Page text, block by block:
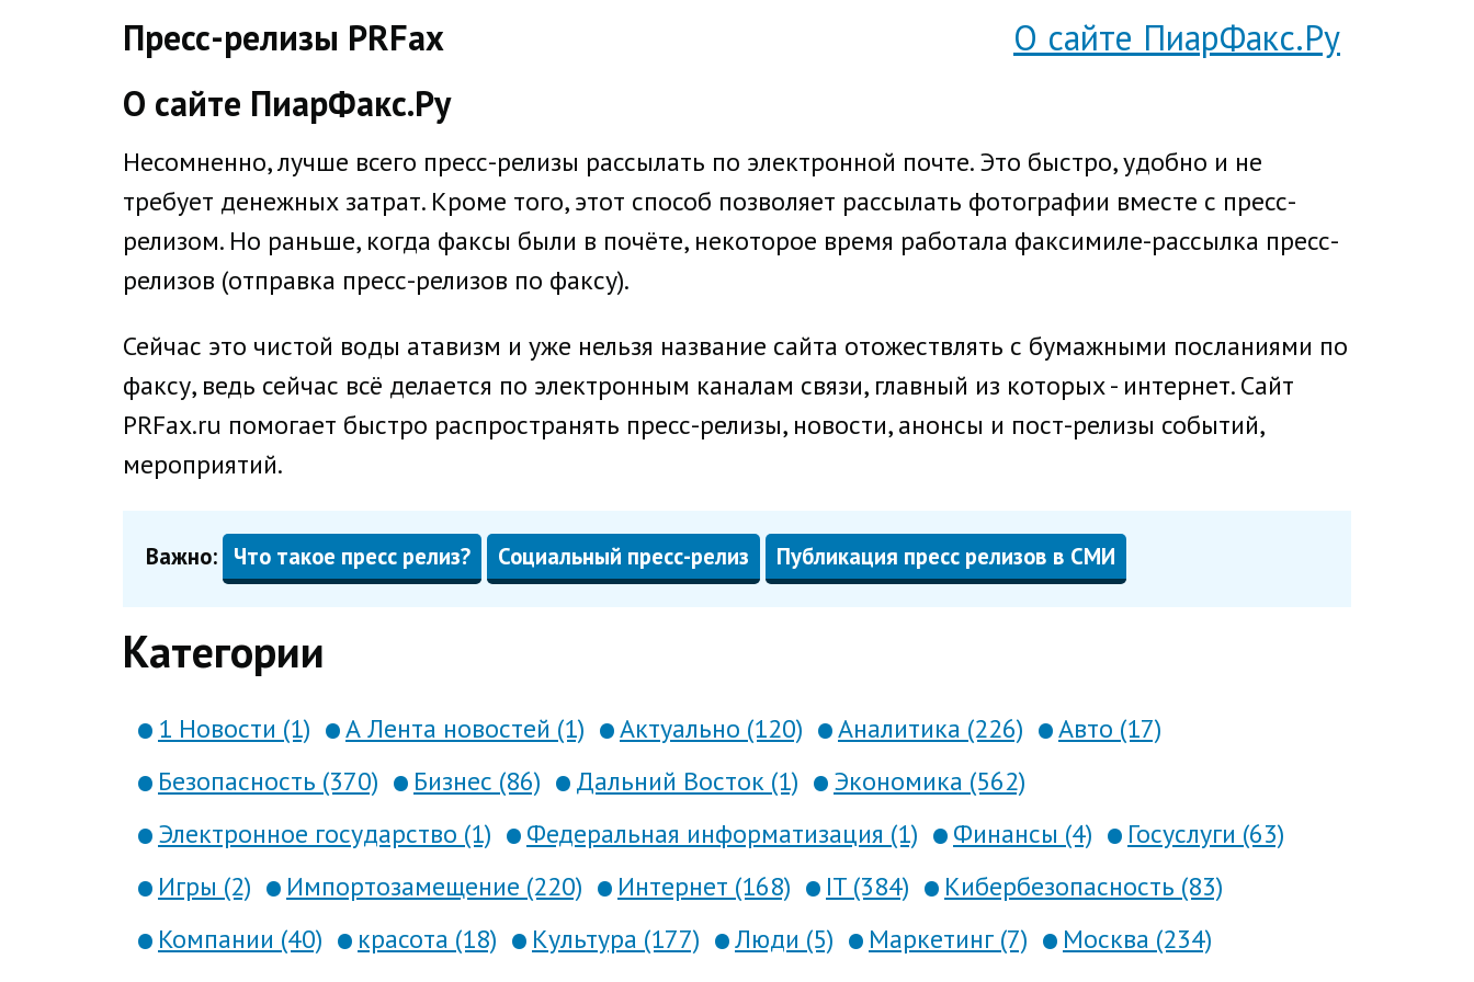
Пресс-релизы PRFax
О сайте ПиарФакс.Ру
О сайте ПиарФакс.Ру
Несомненно, лучше всего пресс-релизы рассылать по электронной почте. Это быстро, удобно и не
требует денежных затрат. Кроме того, этот способ позволяет рассылать фотографии вместе с пресс-
релизом. Но раньше, когда факсы были в почёте, некоторое время работала факсимиле-рассылка пресс-
релизов (отправка пресс-релизов по факсу).
Сейчас это чистой воды атавизм и уже нельзя название сайта отожествлять с бумажными посланиями по
факсу, ведь сейчас всё делается по электронным каналам связи, главный из которых - интернет. Сайт
PRFax.ru помогает быстро распространять пресс-релизы, новости, анонсы и пост-релизы событий,
мероприятий.
Важно: Что такое пресс релиз? Социальный пресс-релиз Публикация пресс релизов в СМИ
Категории
1 Новости (1) А Лента новостей (1) Актуально (120) Аналитика (226)
Авто (17)
Безопасность (370)
Бизнес (86) Дальний Восток (1)
Экономика (562)
Электронное государство (1)
Федеральная информатизация (1) Финансы (4)
Госуслуги (63)
Игры (2)
Импортозамещение (220) Интернет (168) IT (384)
Кибербезопасность (83)
Компании (40)
красота (18) Культура (177) Люди (5) Маркетинг (7)
Москва (234)